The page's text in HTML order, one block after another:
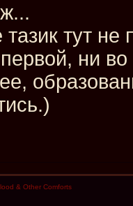
тут не
ни во
& Other Comforts